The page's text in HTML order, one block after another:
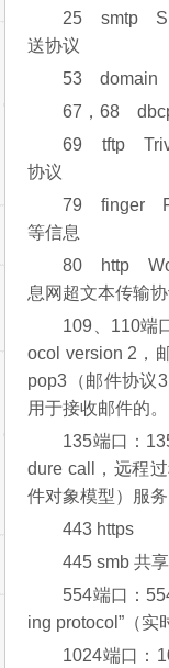
25 smtp
送协议
53
67，68
69 tftp
协议
79 finger
等信息
80 http
息网超文本传输
109、110端
ocol version 2，
pop3（邮件协议
用于接收邮件的。
135端口：
dure call，远程
件对象模型）服务
443 https
445 smb 共
554端口：
ing protocol”（实
1024端口：